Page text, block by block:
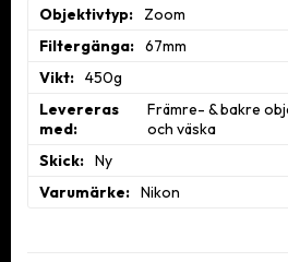
Objektivtyp
Zoom
Filtergänga
67mm
Vikt
450g
Levereras
med
Främre- & bakre
och väska
Skick
Ny
Varumärke
Nikon